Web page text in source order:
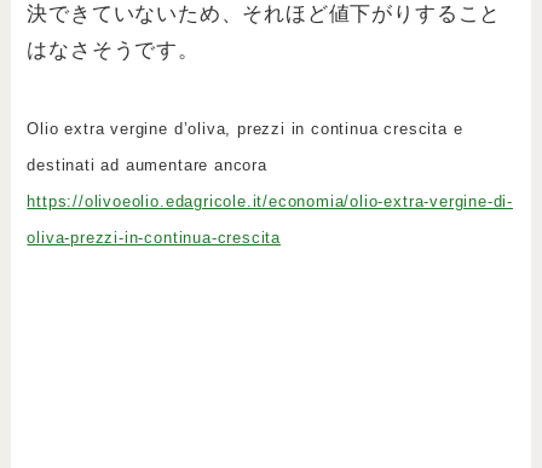
決できていないため、それほど値下がりすること
はなさそうです。
Olio extra vergine d’oliva, prezzi in continua crescita e
destinati ad aumentare ancora
https://olivoeolio.edagricole.it/economia/olio-extra-vergine-di-
oliva-prezzi-in-continua-crescita